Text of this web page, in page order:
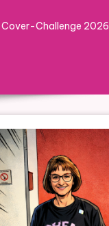
Challenge 2026